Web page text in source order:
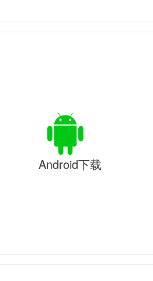
Android下载